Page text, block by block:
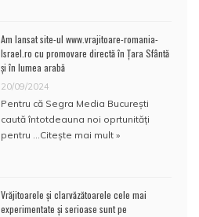
Am lansat site-ul www.vrajitoare-romania-
Israel.ro cu promovare directă în Țara Sfântă
și în lumea arabă
20/09/2024
Pentru că Segra Media București
caută întotdeauna noi oprtunități
pentru … Citește mai mult »
Vrăjitoarele și clarvăzătoarele cele mai
experimentate și serioase sunt pe